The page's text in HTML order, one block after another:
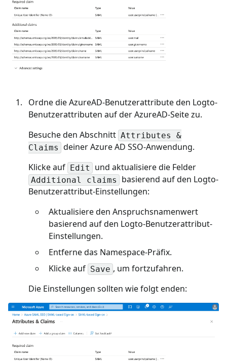
Ordne die AzureAD-Benutzerattribute den Logto-
Benutzerattributen auf der AzureAD-Seite zu.
Besuche den Abschnitt Attributes &
Claims deiner Azure AD SSO-Anwendung.
Klicke auf Edit und aktualisiere die Felder
Additional claims
basierend auf den Logto-
Benutzerattribut-Einstellungen:
Aktualisiere den Anspruchsnamenwert
basierend auf den Logto-Benutzerattribut-
Einstellungen.
Entferne das Namespace-Präfix.
Klicke auf Save , um fortzufahren.
Die Einstellungen sollten wie folgt enden: